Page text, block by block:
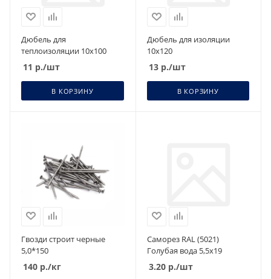
Дюбель для
теплоизоляции 10х100
11 р./шт
В КОРЗИНУ
Дюбель для изоляции
10х120
13р./шт
В КОРЗИНУ
Гвозди строит черные
5,0*150
140 р./кг
Саморез RAL (5021)
Голубая вода 5,5х19
3.20р./шт